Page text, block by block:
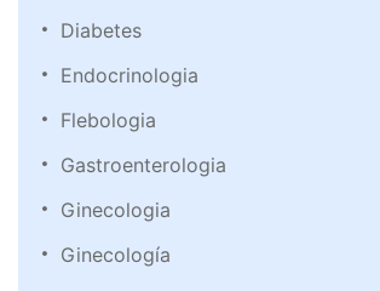
Diabetes
Endocrinologia
Flebologia
Gastroenterologia
Ginecologia
Ginecología